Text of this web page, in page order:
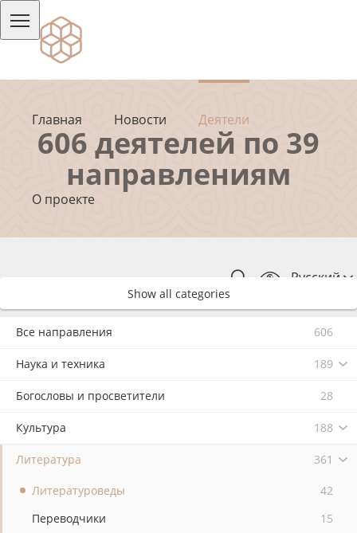
Главная Новости Деятели
О проекте
Русский
606 деятелей по 39
направлениям
Show all categories
Все направления 606
Наука и техника 189
Богословы и просветители 28
Культура 188
Литература 361
Литературоведы
42
Переводчики
15